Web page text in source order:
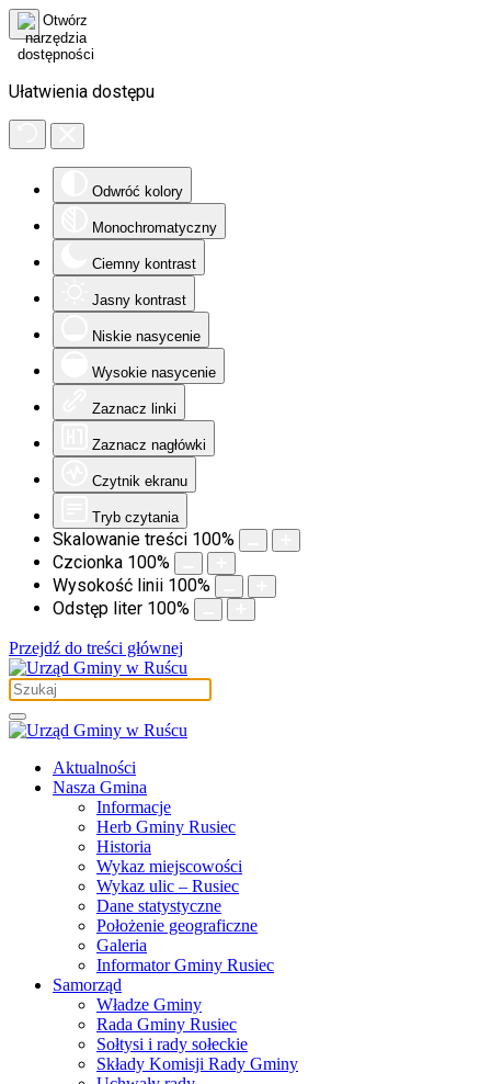
Ułatwienia dostępu
Odwróć kolory
Monochromatyczny
Ciemny kontrast
Jasny kontrast
Niskie nasycenie
Wysokie nasycenie
Zaznacz linki
Zaznacz nagłówki
Czytnik ekranu
Tryb czytania
Skalowanie treści 100%
Czcionka 100%
Wysokość linii 100%
Odstęp liter 100%
Przejdź do treści głównej
Aktualności
Nasza Gmina
Informacje
Herb Gminy Rusiec
Historia
Wykaz miejscowości
Wykaz ulic – Rusiec
Dane statystyczne
Położenie geograficzne
Galeria
Informator Gminy Rusiec
Samorząd
Władze Gminy
Rada Gminy Rusiec
Sołtysi i rady sołeckie
Składy Komisji Rady Gminy